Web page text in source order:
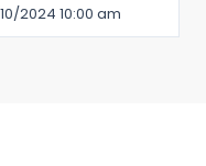
2024 10:00 am